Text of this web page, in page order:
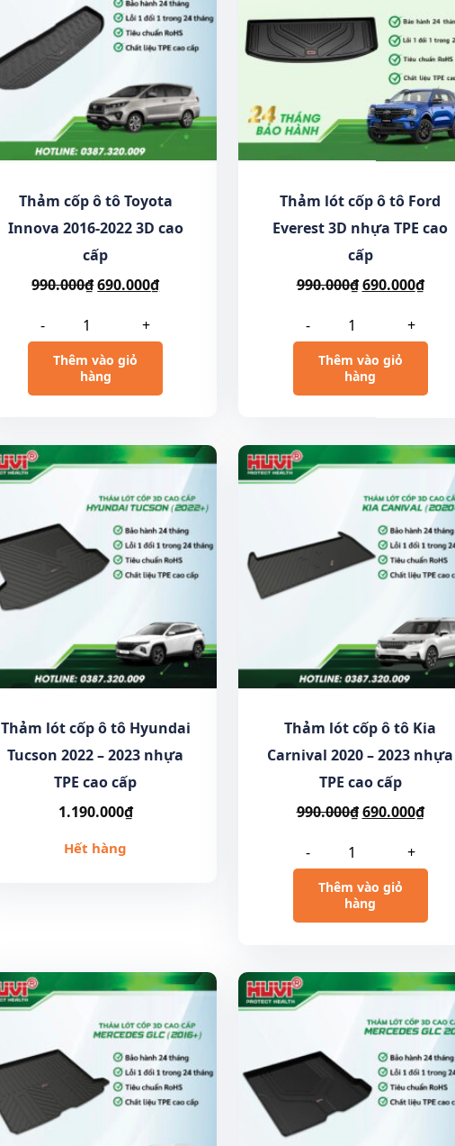
Thảm cốp ô tô Toyota
Innova 2016-2022 3D cao
cấp
990.000₫690.000₫
- +
Thêm vào giỏ
hàng
Thảm lót cốp ô tô Ford
Everest 3D nhựa TPE cao
cấp
990.000₫ 690.000₫
- +
Thêm vào giỏ
hàng
Thảm lót cốp ô tô Hyundai
Tucson 2022 – 2023 nhựa
TPE cao cấp
1.190.000₫
Hết hàng
Thảm lót cốp ô tô Kia
Carnival 2020 – 2023 nhựa
TPE cao cấp
990.000₫ 690.000₫
- +
Thêm vào giỏ
hàng